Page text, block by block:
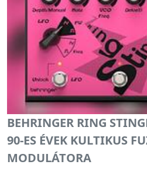
BEHRINGER RING
90-ES ÉVEK KULTIKUS
MODULÁTORA